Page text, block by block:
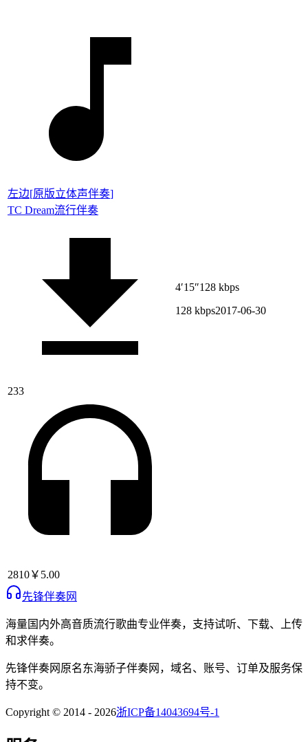
左边[原版立体声伴奏]
TC Dream流行伴奏
233
2810￥5.00
4′15″128 kbps
128 kbps2017-06-30
先锋伴奏网
海量国内外高音质流行歌曲专业伴奏，支持试听、下载、上传
和求伴奏。
先锋伴奏网 原名东海骄子伴奏网 ，域名、账号、订单及服务保
持不变。
Copyright © 2014 - 2026浙ICP备14043694号-1